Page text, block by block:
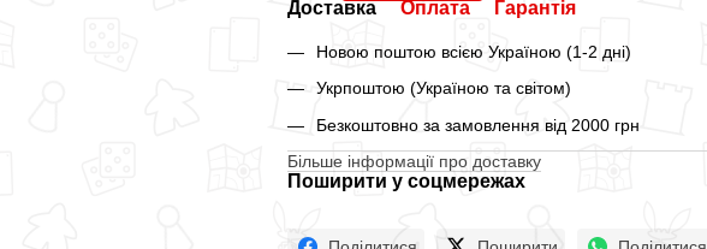
Доставка Оплата Гарантія
Новою поштою всією Україною (1-2 дні)
Укрпоштою (Україною та світом)
Безкоштовно за замовлення від 2000 грн
Більше інформації про доставку
Поширити у соцмережах